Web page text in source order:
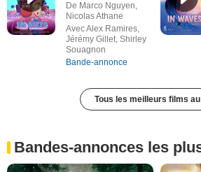
De Marco Nguyen,
Nicolas Athane
Avec Alex Ramires,
Jérémy Gillet, Shirley
Souagnon
Bande-annonce
Tous les meilleurs films
Bandes-annonces les